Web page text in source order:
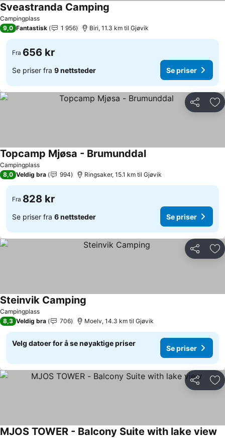
Campingplass
Sveastranda Camping
9,0 Fantastisk 1 956 Biri, 11.3 km til Gjøvik
Fra 656 kr
Se priser fra 9 nettsteder Se priser
Del
Campingplass
Topcamp Mjøsa - Brumunddal
8,0 Veldig bra 994 Ringsaker, 15.1 km til Gjøvik
Fra 828 kr
Se priser fra 6 nettsteder Se priser
Del
Campingplass
Steinvik Camping
8,3 Veldig bra 706 Moelv, 14.3 km til Gjøvik
Velg datoer for å se nøyaktige priser
Se priser
Del
MJOS TOWER - Balcony Suite with lake view